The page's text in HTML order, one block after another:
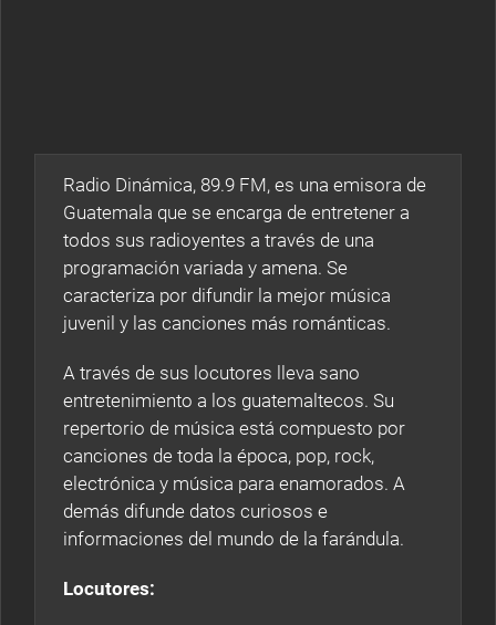
Radio Dinámica, 89.9 FM, es una emisora de
Guatemala que se encarga de entretener a
todos sus radioyentes a través de una
programación variada y amena. Se
caracteriza por difundir la mejor música
juvenil y las canciones más románticas.
A través de sus locutores lleva sano
entretenimiento a los guatemaltecos. Su
repertorio de música está compuesto por
canciones de toda la época, pop, rock,
electrónica y música para enamorados. A
demás difunde datos curiosos e
informaciones del mundo de la farándula.
Locutores: